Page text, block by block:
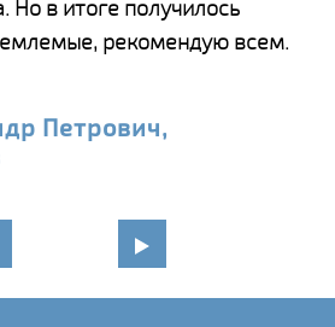
Но в итоге получилось
рекомендую всем.
Петрович,